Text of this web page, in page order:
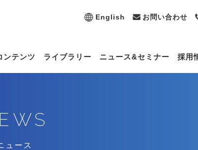
English お問い合わせ
ンテンツ ライブラリー ニュース&セミナー 採用
ュース